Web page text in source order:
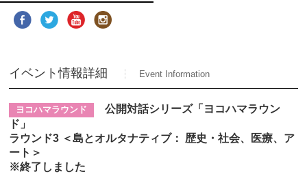
イベント情報詳細 Event Information
ヨコハマラウンド
公開対話シリーズ「ヨコハマラウン
ド」
ラウンド3 ＜島とオルタナティブ： 歴史・社会、医療、ア
ート＞
※終了しました